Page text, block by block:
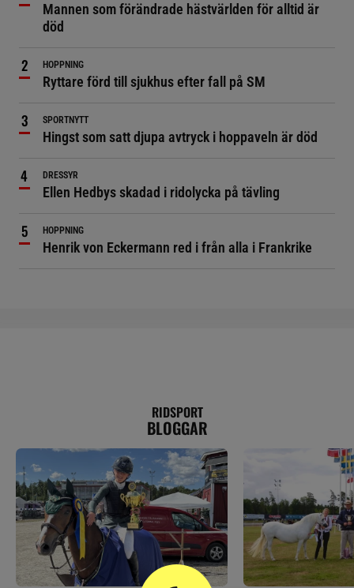
Mannen som förändrade hästvärlden för alltid är
död
HOPPNING
Ryttare förd till sjukhus efter fall på SM
SPORTNYTT
Hingst som satt djupa avtryck i hoppaveln är död
DRESSYR
Ellen Hedbys skadad i ridolycka på tävling
HOPPNING
Henrik von Eckermann red i från alla i Frankrike
RIDSPORT
BLOGGAR